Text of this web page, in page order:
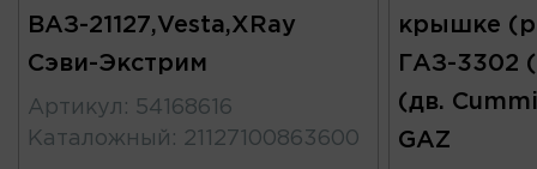
ВАЗ-21127,Vesta,XRay
Сэви-Экстрим
Артикул : 54168616
Каталожный : 21127100863600
крышке
ГАЗ-3302
(дв.
GAZ